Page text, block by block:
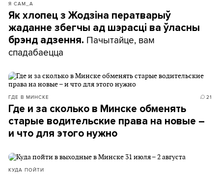
Я САМ_А
Як хлопец з Жодзіна ператварыў
жаданне збегчы ад шэрасці ва ўласны
брэнд адзення. Пачытайце, вам
спадабаецца
ГДЕ В МИНСКЕ 21
Где и за сколько в Минске обменять
старые водительские права на новые –
и что для этого нужно
КУДА ПОЙТИ